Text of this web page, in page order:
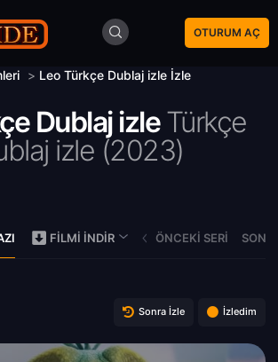
OTURUM AÇ
> Leo Türkçe Dublaj izle İzle
Dublaj izleTürkçe
izle (2023)
FILMI İNDIR ÖNCEKI SERI
Sonra İzle İzledim